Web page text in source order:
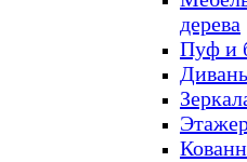
дерева
Пуф и